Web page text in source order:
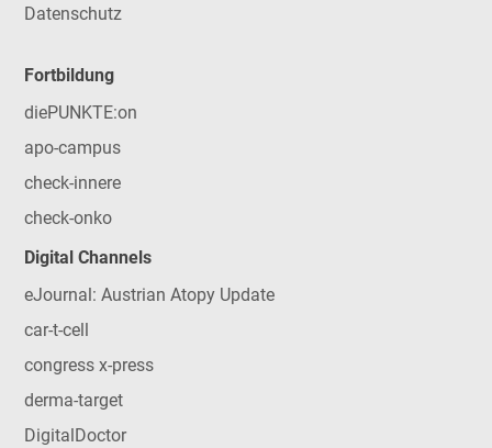
Datenschutz
Fortbildung
diePUNKTE:on
apo-campus
check-innere
check-onko
Digital Channels
eJournal: Austrian Atopy Update
car-t-cell
congress x-press
derma-target
DigitalDoctor